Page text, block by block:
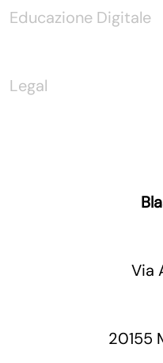
Educazione Digitale
Legal
Via
20155